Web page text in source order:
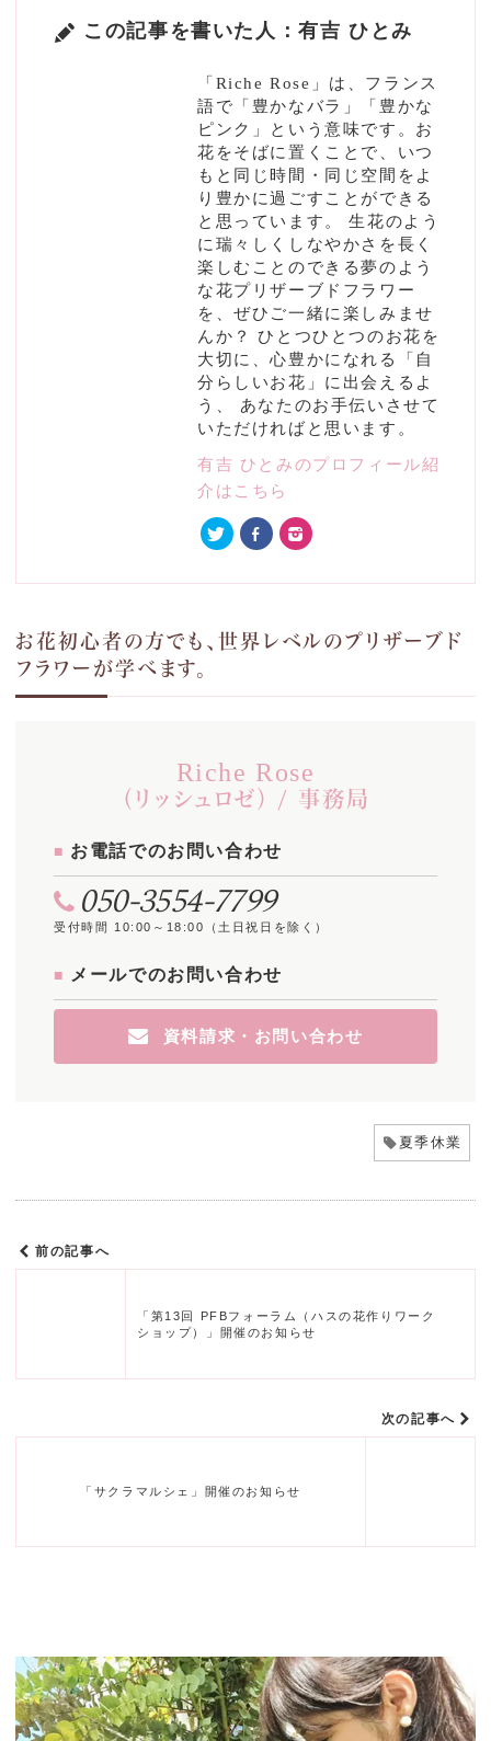
この記事を書いた人：有吉 ひとみ
「Riche Rose」は、フランス
語で「豊かなバラ」「豊かな
ピンク」という意味です。お
花をそばに置くことで、いつ
もと同じ時間・同じ空間をよ
り豊かに過ごすことができる
と思っています。 生花のよう
に瑞々しくしなやかさを長く
楽しむことのできる夢のよう
な花プリザーブドフラワー
を、ぜひご一緒に楽しみませ
んか？ ひとつひとつのお花を
大切に、心豊かになれる「自
分らしいお花」に出会えるよ
う、 あなたのお手伝いさせて
いただければと思います。
有吉 ひとみのプロフィール紹
介はこちら
お花初心者の方でも、世界レベルのプリザーブド
フラワーが学べます。
Riche Rose
（リッシュロゼ） / 事務局
お電話でのお問い合わせ
050-3554-7799
受付時間 10:00～18:00（土日祝日を除く）
メールでのお問い合わせ
資料請求・お問い合わせ
夏季休業
前の記事へ
「第13回 PFBフォーラム（ハスの花作りワーク
ショップ）」開催のお知らせ
次の記事へ
「サクラマルシェ」開催のお知らせ